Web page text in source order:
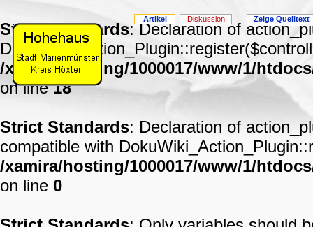
Strict Standards: Declaration of
/xamira/hosting/1000017/www/1/
on line18
Strict Standards: Declaration of
compatible with
/xamira/hosting/1000017/www/1/
on line 0
Artikel Diskussion Zeige Quelltext